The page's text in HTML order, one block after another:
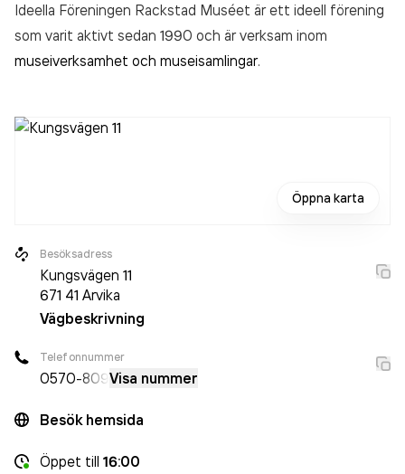
Ideella Föreningen Rackstad Muséet är ett ideell förening
som varit aktivt sedan 1990 och är verksam inom
museiverksamhet och museisamlingar.
Öppna karta
Besöksadress
Kungsvägen 11
671 41 Arvika
Vägbeskrivning
Telefonnummer
0570-809 Visa nummer
Besök hemsida
Öppet till 16:00